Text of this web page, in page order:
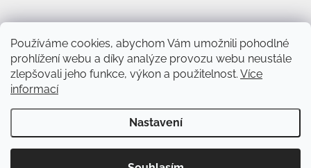
Používáme cookies, abychom Vám umožnili pohodlné
prohlížení webu a díky analýze provozu webu neustále
zlepšovali jeho funkce, výkon a použitelnost. Více
informací
Nastavení
Vytvořil Shoptet